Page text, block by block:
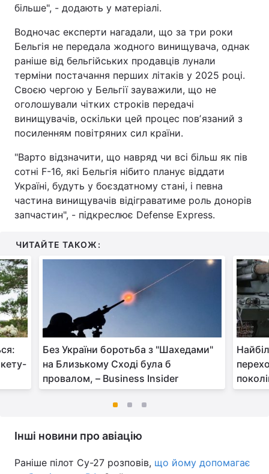
більше", - додають у матеріалі.
Водночас експерти нагадали, що за три роки
Бельгія не передала жодного винищувача, однак
раніше від бельгійських продавців лунали
терміни постачання перших літаків у 2025 році.
Своєю чергою у Бельгії зауважили, що не
оголошували чітких строків передачі
винищувачів, оскільки цей процес повʼязаний з
посиленням повітряних сил країни.
"Варто відзначити, що навряд чи всі більш як пів
сотні F-16, які Бельгія нібито планує віддати
Україні, будуть у боєздатному стані, і певна
частина винищувачів відіграватиме роль донорів
запчастин", - підкреслює Defense Express.
ЧИТАЙТЕ ТАКОЖ:
Без України боротьба з "Шахедами"
на Близькому Сході була б
провалом, – Business Insider
Інші новини про авіацію
Раніше пілот Су-27 розповів, що йому допомагає